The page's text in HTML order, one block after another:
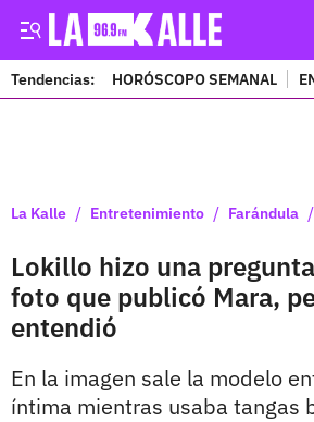
Tendencias: HORÓSCOPO SEMANAL
La Kalle / Entretenimiento / Farándula /
Lokillo hizo una
foto que publicó Mara,
entendió
En la imagen sale la modelo
íntima mientras usaba tangas